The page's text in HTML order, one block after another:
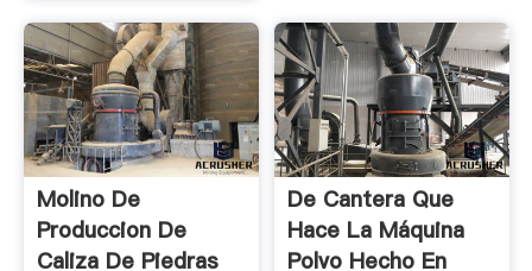
Molino De
Produccion De
Caliza De Piedras
De Cantera Que
Hace La Máquina
Polvo Hecho En